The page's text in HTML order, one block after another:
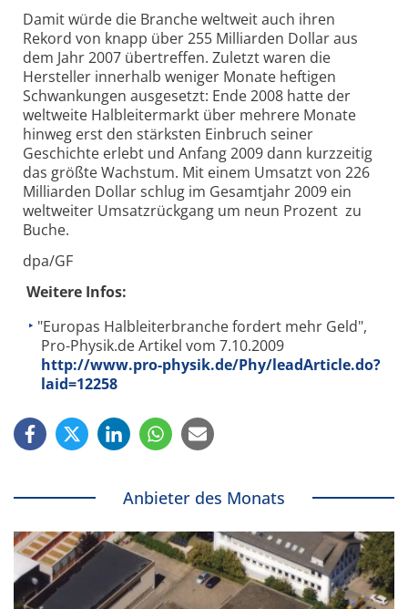
Damit würde die Branche weltweit auch ihren
Rekord von knapp über 255 Milliarden Dollar aus
dem Jahr 2007 übertreffen. Zuletzt waren die
Hersteller innerhalb weniger Monate heftigen
Schwankungen ausgesetzt: Ende 2008 hatte der
weltweite Halbleitermarkt über mehrere Monate
hinweg erst den stärksten Einbruch seiner
Geschichte erlebt und Anfang 2009 dann kurzzeitig
das größte Wachstum. Mit einem Umsatzt von 226
Milliarden Dollar schlug im Gesamtjahr 2009 ein
weltweiter Umsatzrückgang um neun Prozent zu
Buche.
dpa/GF
Weitere Infos:
"Europas Halbleiterbranche fordert mehr Geld",
Pro-Physik.de Artikel vom 7.10.2009
http://www.pro-physik.de/Phy/leadArticle.do?
laid=12258
Anbieter des Monats